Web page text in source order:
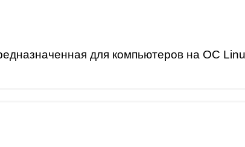
для компьютеров на ОС